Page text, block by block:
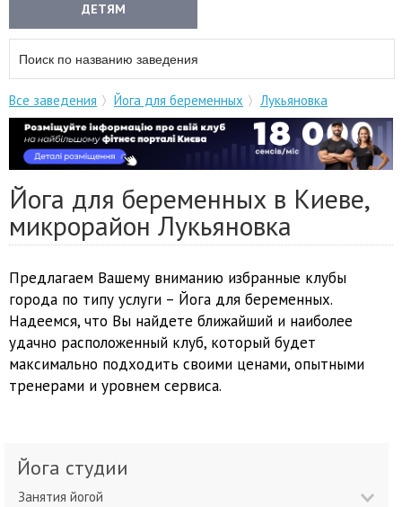
ДЕТЯМ
Все заведения Йога для беременных Лукьяновка
Йога для беременных в Киеве,
микрорайон Лукьяновка
Предлагаем Вашему вниманию избранные клубы
города по типу услуги – Йога для беременных.
Надеемся, что Вы найдете ближайший и наиболее
удачно расположенный клуб, который будет
максимально подходить своими ценами, опытными
тренерами и уровнем сервиса.
Йога студии
Занятия йогой